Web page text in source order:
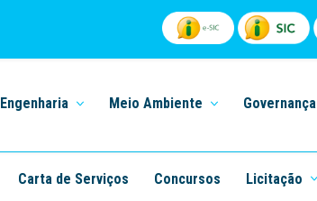
Engenharia Meio Ambiente Governança
Carta de Serviços Concursos Licitação